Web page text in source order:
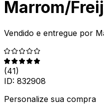
Marrom/
Vendido e entregue por
(41)
ID: 832908
Personalize sua compra